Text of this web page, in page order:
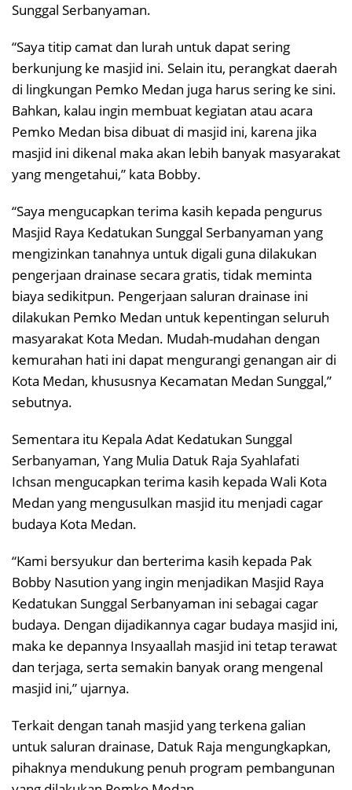
Sunggal Serbanyaman.
“Saya titip camat dan lurah untuk dapat sering
berkunjung ke masjid ini. Selain itu, perangkat daerah
di lingkungan Pemko Medan juga harus sering ke sini.
Bahkan, kalau ingin membuat kegiatan atau acara
Pemko Medan bisa dibuat di masjid ini, karena jika
masjid ini dikenal maka akan lebih banyak masyarakat
yang mengetahui,” kata Bobby.
“Saya mengucapkan terima kasih kepada pengurus
Masjid Raya Kedatukan Sunggal Serbanyaman yang
mengizinkan tanahnya untuk digali guna dilakukan
pengerjaan drainase secara gratis, tidak meminta
biaya sedikitpun. Pengerjaan saluran drainase ini
dilakukan Pemko Medan untuk kepentingan seluruh
masyarakat Kota Medan. Mudah-mudahan dengan
kemurahan hati ini dapat mengurangi genangan air di
Kota Medan, khususnya Kecamatan Medan Sunggal,”
sebutnya.
Sementara itu Kepala Adat Kedatukan Sunggal
Serbanyaman, Yang Mulia Datuk Raja Syahlafati
Ichsan mengucapkan terima kasih kepada Wali Kota
Medan yang mengusulkan masjid itu menjadi cagar
budaya Kota Medan.
“Kami bersyukur dan berterima kasih kepada Pak
Bobby Nasution yang ingin menjadikan Masjid Raya
Kedatukan Sunggal Serbanyaman ini sebagai cagar
budaya. Dengan dijadikannya cagar budaya masjid ini,
maka ke depannya Insyaallah masjid ini tetap terawat
dan terjaga, serta semakin banyak orang mengenal
masjid ini,” ujarnya.
Terkait dengan tanah masjid yang terkena galian
untuk saluran drainase, Datuk Raja mengungkapkan,
pihaknya mendukung penuh program pembangunan